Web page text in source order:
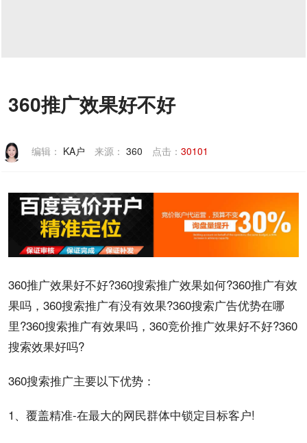
联系我们
360推广效果好不好
编辑： KA户 来源： 360 点击： 30101
360推广效果好不好?360搜索推广效果如何?360推广有效
果吗， 360搜索推广有没有效果?360搜索广告优势在哪
里?360搜索推广有效果吗，360竞价推广效果好不好?360
搜索效果好吗?
360搜索推广主要以下优势：
1、覆盖精准-在最大的网民群体中锁定目标客户!